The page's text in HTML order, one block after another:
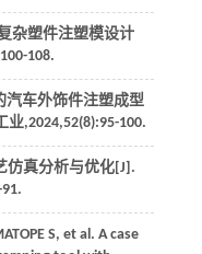
杂塑件注塑模设计
108.
汽车外饰件注塑成型
业,2024,52(8):95-100.
仿真分析与优化[J].
S, et al. A case